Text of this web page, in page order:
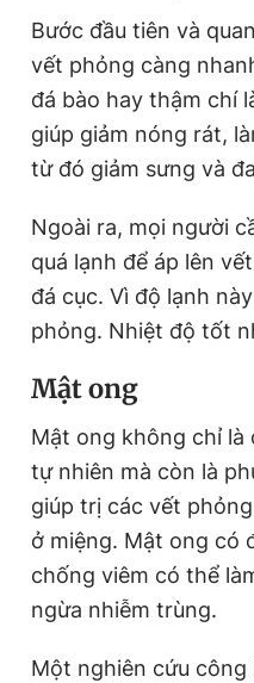
Bước đầu tiên và
vết phỏng càng
đá bào hay thậm chí
giúp giảm nóng rát,
từ đó giảm sưng và
Ngoài ra, mọi người
quá lạnh để áp lên
đá cục. Vì độ lạnh
phỏng. Nhiệt độ tốt
Mật ong
Mật ong không chỉ
tự nhiên mà còn là
giúp trị các vết
ở miệng. Mật ong có
chống viêm có thể
ngừa nhiễm trùng.
Một nghiên cứu